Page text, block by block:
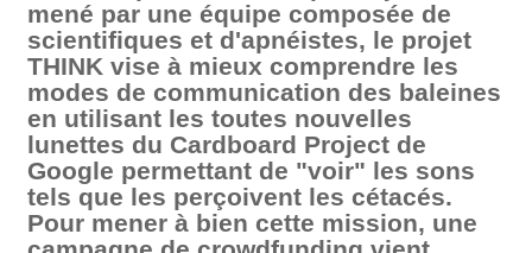
mené par une équipe composée de
scientifiques et d'apnéistes, le projet
THINK vise à mieux comprendre les
modes de communication des baleines
en utilisant les toutes nouvelles
lunettes du Cardboard Project de
Google permettant de "voir" les sons
tels que les perçoivent les cétacés.
Pour mener à bien cette mission, une